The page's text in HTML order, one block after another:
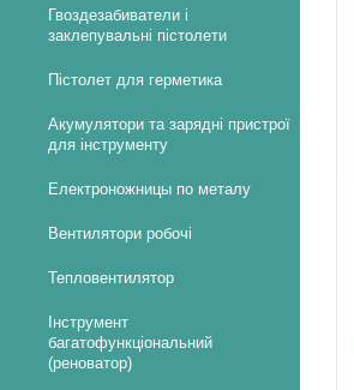
Гвоздезабиватели і
заклепувальні пістолети
Пістолет для герметика
Акумулятори та зарядні пристрої
для інструменту
Електроножницы по металу
Вентилятори робочі
Тепловентилятор
Інструмент
багатофункціональний
(реноватор)